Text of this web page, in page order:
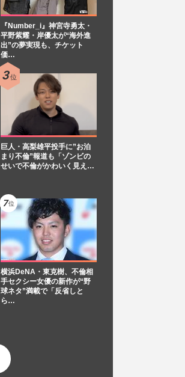
『Number_i』神宮寺勇太・
平野紫耀・岸優太が“海外進
出”の夢実現も、チケット
価…
巨人・高梨雄平投手に”お泊
まり不倫”報道も「ゾンビの
せいで不倫がかわいく見え…
横浜DeNA・東克樹、不倫相
手セクシー女優の新作が“野
球ネタ”満載で「反省しと
ら…